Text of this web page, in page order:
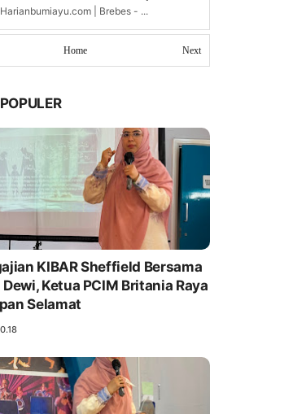
Harianbumiayu.com | Brebes - ...
Next
Home
KIBAR Sheffield Bersama
Ketua PCIM Britania Raya
Selamat